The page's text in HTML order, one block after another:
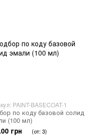
PAINT-BASECOAT-1
по коду базовой солид
(100 мл)
грн (от: 3)